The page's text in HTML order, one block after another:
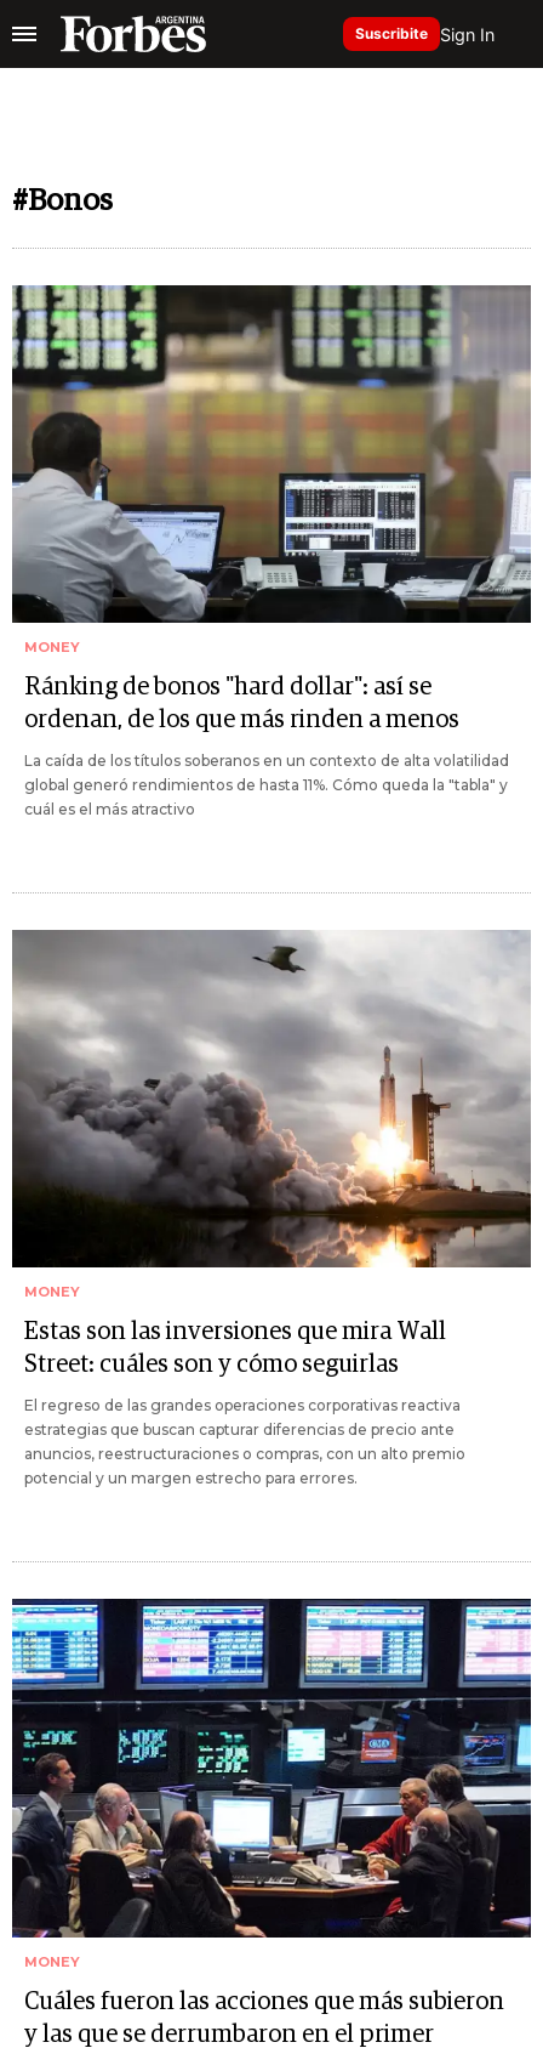
Suscribite Sign In
#Bonos
MONEY
Ránking de bonos "hard dollar": así se
ordenan, de los que más rinden a menos
La caída de los títulos soberanos en un contexto de alta volatilidad
global generó rendimientos de hasta 11%. Cómo queda la "tabla" y
cuál es el más atractivo
MONEY
Estas son las inversiones que mira Wall
Street: cuáles son y cómo seguirlas
El regreso de las grandes operaciones corporativas reactiva
estrategias que buscan capturar diferencias de precio ante
anuncios, reestructuraciones o compras, con un alto premio
potencial y un margen estrecho para errores.
MONEY
Cuáles fueron las acciones que más subieron
y las que se derrumbaron en el primer